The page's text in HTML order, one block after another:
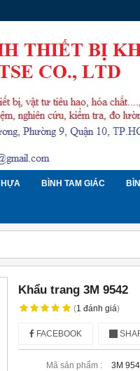
BÌNH TAM GIÁC
Khẩu trang 3M 9542
(1đánh giá)
FACEBOOK
Mã sản phẩm :
3M